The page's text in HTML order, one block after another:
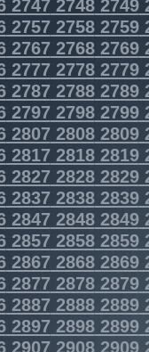
274727482749
275727582759
276727682769
277727782779
278727882789
279727982799
280728082809
281728182819
282728282829
283728382839
284728482849
2857 28582859
2867 28682869
2877 28782879
288728882889
289728982899
290729082909